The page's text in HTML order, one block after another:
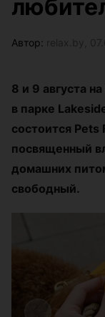
Автор:
8 и 9 августа
в парке
состоится
посвященный
домашних
свободный.